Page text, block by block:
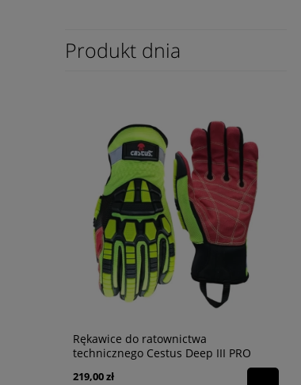
Produkt dnia
Rękawice do ratownictwa
technicznego Cestus Deep III PRO
219,00 zł